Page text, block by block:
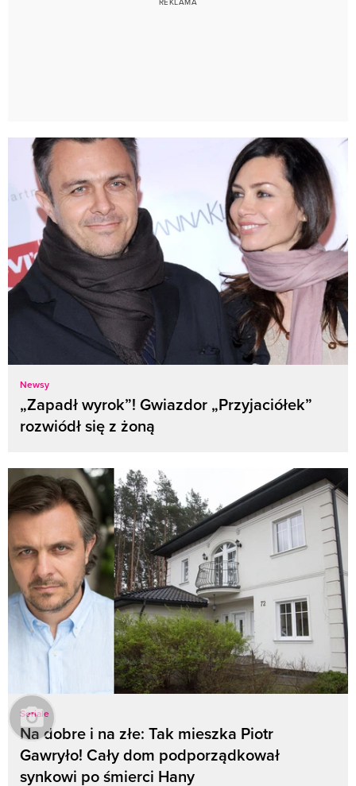
Newsy
„Zapadł wyrok”! Gwiazdor „Przyjaciółek”
rozwiódł się z żoną
Seriale
Na dobre i na złe: Tak mieszka Piotr
Gawryło! Cały dom podporządkował
synkowi po śmierci Hany